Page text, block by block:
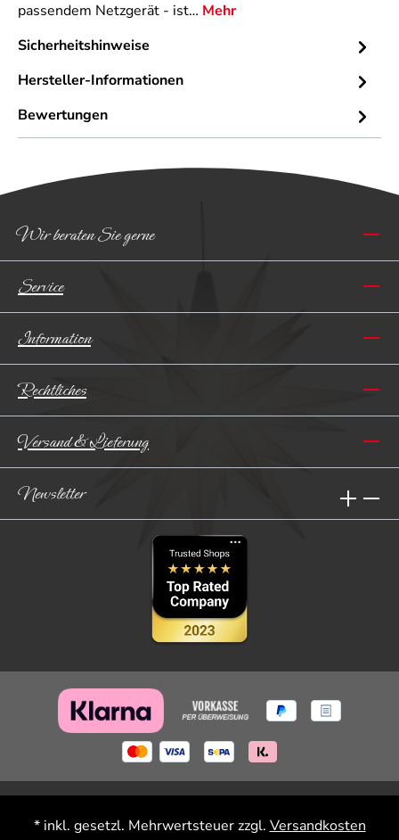
passendem Netzgerät - ist… Mehr
Sicherheitshinweise
Hersteller-Informationen
Bewertungen
Wir beraten Sie gerne
Service
Information
Rechtliches
Versand & Lieferung
Newsletter
* inkl. gesetzl. Mehrwertsteuer zzgl. Versandkosten